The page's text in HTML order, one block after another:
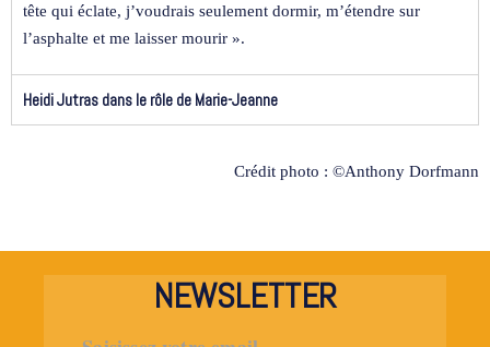
tête qui éclate, j’voudrais seulement dormir, m’étendre sur
l’asphalte et me laisser mourir ».
Heidi Jutras dans le rôle de Marie-Jeanne
Crédit photo : ©Anthony Dorfmann
NEWSLETTER